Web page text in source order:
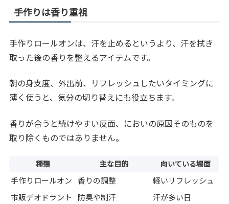
手作りは香り重視
手作りロールオンは、汗を止めるというより、汗を拭き
取った後の香りを整えるアイテムです。
朝の身支度、外出前、リフレッシュしたいタイミングに
薄く使うと、気分の切り替えにも役立ちます。
香りが合うと続けやすい反面、においの原因そのものを
取り除くものではありません。
種類 主な目的 向いている場面
手作りロールオン 香りの調整
軽いリフレッシュ
市販デオドラント
防臭や制汗
汗が多い日